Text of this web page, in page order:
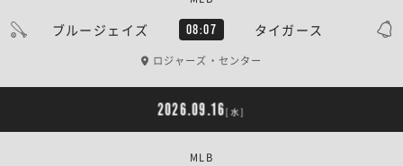
ブルージェイズ 08:07 タイガース
ロジャーズ・センター
2026.09.16[水]
MLB